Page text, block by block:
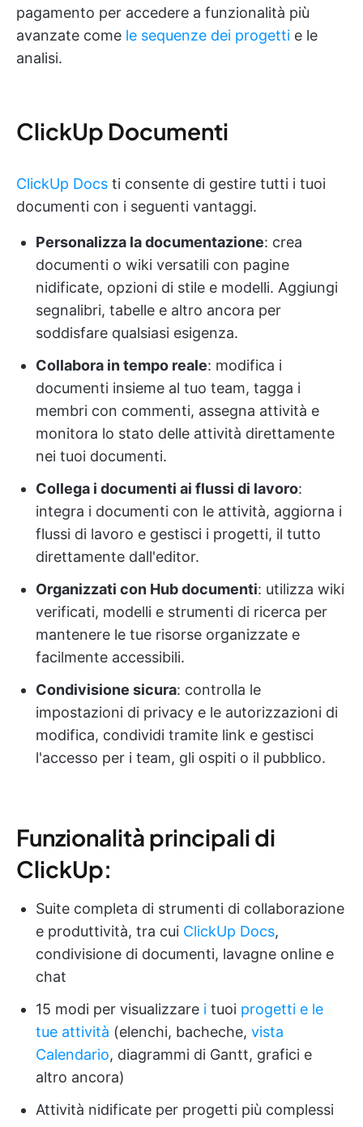
pagamento per accedere a funzionalità più
avanzate come le sequenze dei progetti e le
analisi.
ClickUp Documenti
ClickUp Docs ti consente di gestire tutti i tuoi
documenti con i seguenti vantaggi.
Personalizza la documentazione: crea
documenti o wiki versatili con pagine
nidificate, opzioni di stile e modelli. Aggiungi
segnalibri, tabelle e altro ancora per
soddisfare qualsiasi esigenza.
Collabora in tempo reale: modifica i
documenti insieme al tuo team, tagga i
membri con commenti, assegna attività e
monitora lo stato delle attività direttamente
nei tuoi documenti.
Collega i documenti ai flussi di lavoro:
integra i documenti con le attività, aggiorna i
flussi di lavoro e gestisci i progetti, il tutto
direttamente dall'editor.
Organizzati con Hub documenti: utilizza wiki
verificati, modelli e strumenti di ricerca per
mantenere le tue risorse organizzate e
facilmente accessibili.
Condivisione sicura: controlla le
impostazioni di privacy e le autorizzazioni di
modifica, condividi tramite link e gestisci
l'accesso per i team, gli ospiti o il pubblico.
Funzionalità principali di
ClickUp:
Suite completa di strumenti di collaborazione
e produttività, tra cui ClickUp Docs,
condivisione di documenti, lavagne online e
chat
15 modi per visualizzare i tuoi progetti e le
tue attività (elenchi, bacheche, vista
Calendario, diagrammi di Gantt, grafici e
altro ancora)
Attività nidificate per progetti più complessi